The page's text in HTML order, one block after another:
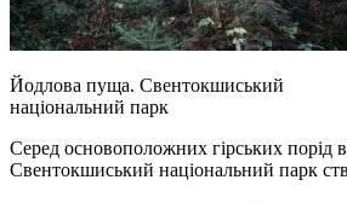
Йодлова пуща. Свентокшиський
національний парк
Серед основоположних гірських порід
Свентокшиський національний парк